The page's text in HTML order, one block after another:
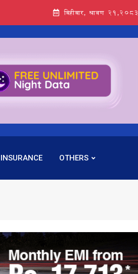
बिहीबार, श्रावण २१,२०८३
INSURANCE OTHERS